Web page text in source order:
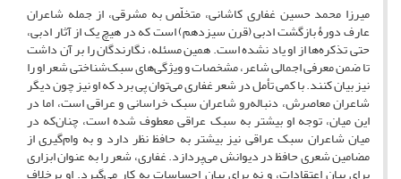
میرزا محمد حسین غفاری کاشانی، متخلّص به مشرقی، از جمله شاعران
عارف دورۀ بازگشت ادبی (قرن سیزدهم) است که در هیچ یک از آثار ادبی،
حتی تذکره‌ها از او یاد نشده است. همین مسئله، نگارندگان را بر آن داشت
تا ضمن معرفی اجمالی شاعر، مشخصات و ویژگی‌های سبک‌شناختی شعر او را
نیز بیان کنند. با کمی تأمل در شعر غفاری می‌توان پی برد که او نیز چون دیگر
شاعران معاصرش، دنباله‌رو شاعران سبک خراسانی و عراقی است، اما در
این میان، توجه او بیشتر به سبک عراقی معطوف شده است، چنان‌که در
میان شاعران سبک عراقی نیز بیشتر به حافظ نظر دارد و به وام‌گیری از
مضامین شعری حافظ در دیوانش می‌پردازد. غفاری، شعر را به عنوان ابزاری
برای بیان اعتقادات، و نه برای بیان احساسات به کار می‌گیرد. او برخلاف